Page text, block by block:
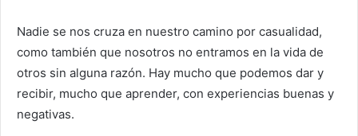
Nadie se nos cruza en nuestro camino por casualidad,
como también que nosotros no entramos en la vida de
otros sin alguna razón. Hay mucho que podemos dar y
recibir, mucho que aprender, con experiencias buenas y
negativas.